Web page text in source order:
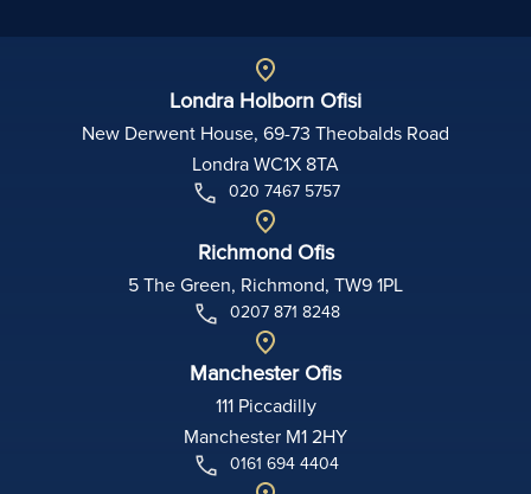
Londra Holborn Ofisi
New Derwent House, 69-73 Theobalds Road
Londra WC1X 8TA
020 7467 5757
Richmond Ofis
5 The Green, Richmond, TW9 1PL
0207 871 8248
Manchester Ofis
111 Piccadilly
Manchester M1 2HY
0161 694 4404